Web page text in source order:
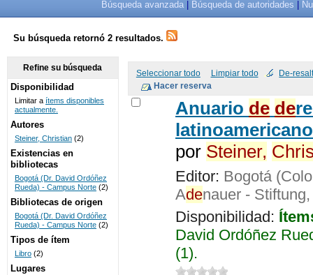
SISTEMAS
DE
BIBLIOTECAS
UNICOC
Búsqueda avanzada Búsqueda de autoridades
Su búsqueda retornó 2 resultados.
Seleccionar todo Limpiar todo De-
Anuario de de
por Steiner,
Editor: Bogotá
Adenauer -
Disponibilidad:
David Ordóñez
(1).
Refine su búsqueda
Disponibilidad
Limitar a ítems disponibles
actualmente.
Autores
Steiner, Christian (2)
Existencias en
bibliotecas
Bogotá (Dr. David Ordóñez
Rueda) - Campus Norte (2)
Bibliotecas de origen
Bogotá (Dr. David Ordóñez
Rueda) - Campus Norte (2)
Tipos de ítem
Libro (2)
Lugares